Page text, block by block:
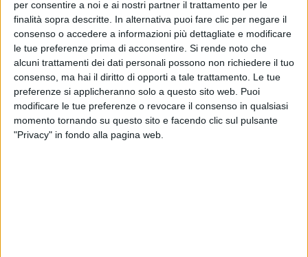
per consentire a noi e ai nostri partner il trattamento per le
finalità sopra descritte. In alternativa puoi fare clic per negare il
consenso o accedere a informazioni più dettagliate e modificare
le tue preferenze prima di acconsentire. Si rende noto che
alcuni trattamenti dei dati personali possono non richiedere il tuo
consenso, ma hai il diritto di opporti a tale trattamento. Le tue
preferenze si applicheranno solo a questo sito web. Puoi
modificare le tue preferenze o revocare il consenso in qualsiasi
momento tornando su questo sito e facendo clic sul pulsante
"Privacy" in fondo alla pagina web.
Dazi Usa: l’incertezza frena
l’export dell’arredo italiano
POLITICA 24 LUGLIO 2025